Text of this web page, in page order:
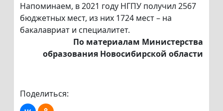
Напоминаем, в 2021 году НГПУ получил 2567
бюджетных мест, из них 1724 мест – на
бакалавриат и специалитет.
По материалам Министерства
образования Новосибирской области
Поделиться: